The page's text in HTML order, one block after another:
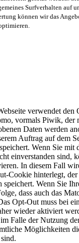
Surfverhalten auf
können wir das
verwendet den
vormals Piwik, der
Daten werden
Auftrag auf dem
Wenn Sie mit
einverstanden sind,
In diesem Fall
Cookie hinterlegt, der
Wenn Sie
dass auch das
Opt-Out muss bei
wieder aktiviert
Falle der Nutzung
Möglichkeiten